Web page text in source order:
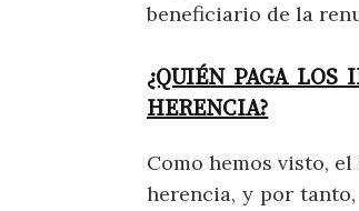
beneficiario de la
¿QUIÉN PAGA LOS
HERENCIA?
Como hemos visto,
herencia, y por